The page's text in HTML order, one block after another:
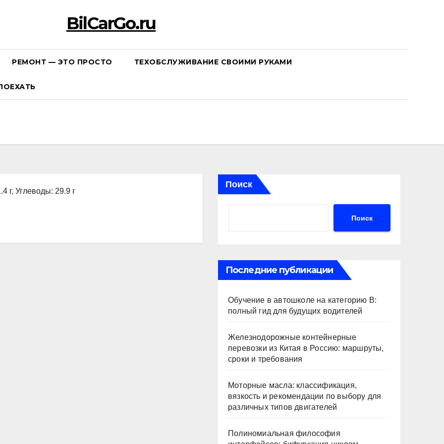
BilCarGo.ru
РЕМОНТ — ЭТО ПРОСТО ТЕХОБСЛУЖИВАНИЕ СВОИМИ РУКАМИ
г, Углеводы: 29.9 г
Поиск
Поиск
Последние публикации
Обучение в автошколе на категорию В:
полный гид для будущих водителей
Железнодорожные контейнерные
перевозки из Китая в Россию: маршруты,
сроки и требования
Моторные масла: классификация,
вязкость и рекомендации по выбору для
различных типов двигателей
Полиномиальная философия